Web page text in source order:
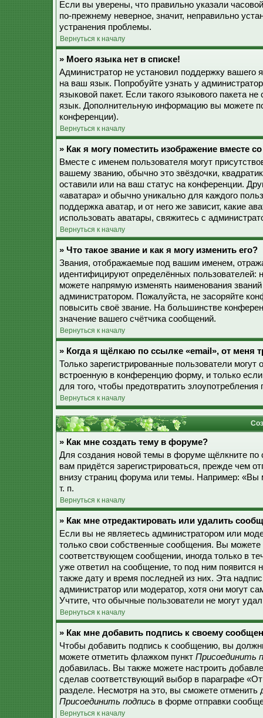
Если вы уверены, что правильно указали
по-прежнему неверное, значит, неправильно
устранения проблемы.
Вернуться к началу
» Моего языка нет в списке!
Администратор не установил поддержку вашего
на ваш язык. Попробуйте узнать у
языковой пакет. Если такого языкового пакета
язык. Дополнительную информацию вы можете
конференции).
Вернуться к началу
» Как я могу поместить изображение вместе
Вместе с именем пользователя могут
вашему званию, обычно это звёздочки,
оставили или на ваш статус на конференции.
«аватара» и обычно уникально для каждого
поддержка аватар, и от него же зависит, какие
использовать аватары, свяжитесь с
Вернуться к началу
» Что такое звание и как я могу изменить его?
Звания, отображаемые под вашим именем,
идентифицируют определённых
можете напрямую изменять наименования
администратором. Пожалуйста, не засоряйте
повысить своё звание. На большинстве
значение вашего счётчика сообщений.
Вернуться к началу
» Когда я щёлкаю по ссылке «email», от меня
Только зарегистрированные пользователи
встроенную в конференцию форму, и только
для того, чтобы предотвратить
Вернуться к началу
» Как мне создать тему в форуме?
Для создания новой темы в форуме щёлкните
вам придётся зарегистрироваться, прежде чем
внизу страниц форума или темы. Например: «Вы
т. п.
Вернуться к началу
» Как мне отредактировать или удалить
Если вы не являетесь администратором или
только свои собственные сообщения. Вы
соответствующем сообщении, иногда только в
уже ответил на сообщение, то под ним появится
также дату и время последней из них. Эта
администратор или модератор, хотя они могут
Учтите, что обычные пользователи не могут
Вернуться к началу
» Как мне добавить подпись к своему
Чтобы добавить подпись к сообщению, вы
можете отметить флажком пункт Присоединить
добавилась. Вы также можете настроить
сделав соответствующий выбор в параграфе
разделе. Несмотря на это, вы сможете
Присоединить подпись в форме отправки
Вернуться к началу